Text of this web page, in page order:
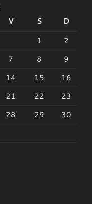
V S
D
1
2
7 8
9
14 15
16
21 22
23
28 29
30